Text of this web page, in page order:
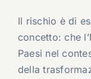
Il rischio è di
concetto: che
Paesi nel
della